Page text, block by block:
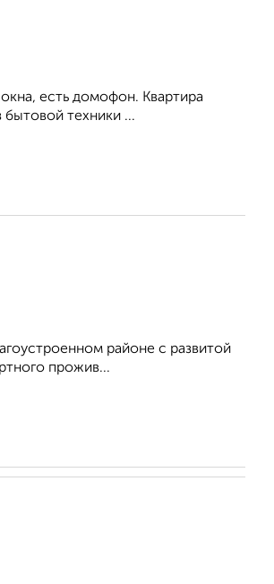
есть домофон. Квартира
техники ...
районе с развитой
прожив...